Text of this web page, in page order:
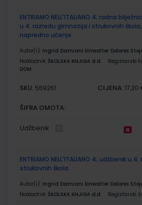
ENTRIAMO NELL'ITALIANO 4; radna
u 4. razredu gimnazija i strukovnih
napredno učenje
Autor(i): Ingrid Damiani Einwalter Dolores
Nakladnik: ŠKOLSKA KNJIGA d.d. Registarski
DOM
SKU: 569261 CIJENA: 17,20
ŠIFRA OMOTA:
Udžbenik
ENTRIAMO NELL'ITALIANO 4; udžbenik u
strukovnih škola
Autor(i): Ingrid Damiani Einwalter Dolores
Nakladnik: ŠKOLSKA KNJIGA d.d. Registarski